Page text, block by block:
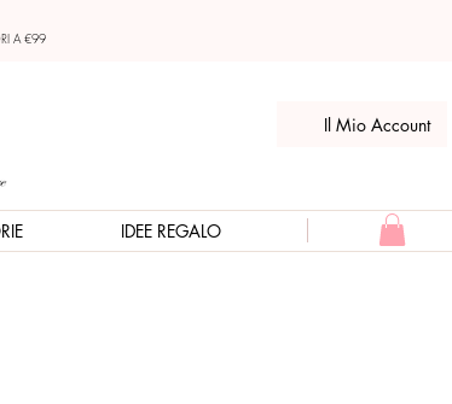
A €99
Il Mio Account
IDEE REGALO